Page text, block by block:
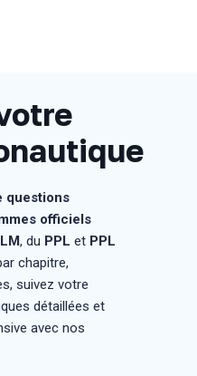
questions
officiels
, du PPL et PPL
chapitre,
suivez votre
détaillées et
avec nos